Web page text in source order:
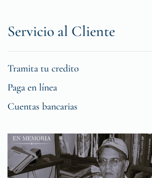
Servicio al Cliente
Tramita tu credito
Paga en línea
Cuentas bancarias